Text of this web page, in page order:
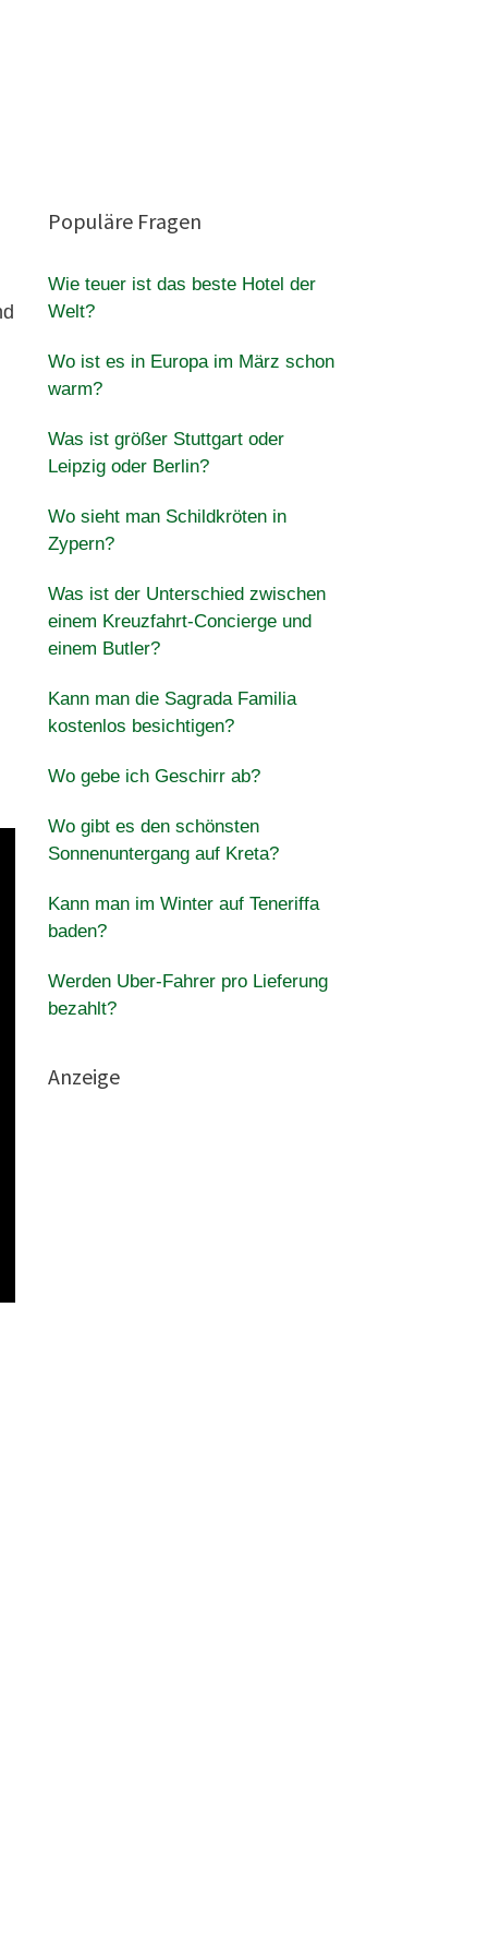
Populäre Fragen
Wie teuer ist das beste Hotel der
Welt?
Wo ist es in Europa im März schon
warm?
Was ist größer Stuttgart oder
Leipzig oder Berlin?
Wo sieht man Schildkröten in
Zypern?
Was ist der Unterschied zwischen
einem Kreuzfahrt-Concierge und
einem Butler?
Kann man die Sagrada Familia
kostenlos besichtigen?
Wo gebe ich Geschirr ab?
Wo gibt es den schönsten
Sonnenuntergang auf Kreta?
Kann man im Winter auf Teneriffa
baden?
Werden Uber-Fahrer pro Lieferung
bezahlt?
Anzeige